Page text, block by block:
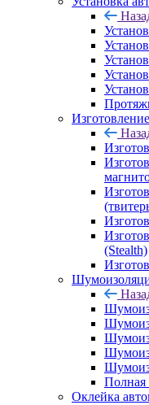
(Stealth)
Полная
Оклейка